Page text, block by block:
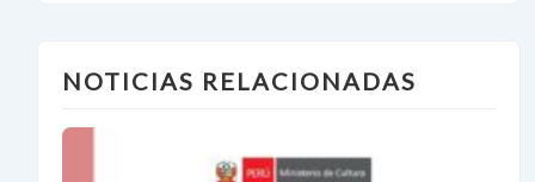
NOTICIAS RELACIONADAS